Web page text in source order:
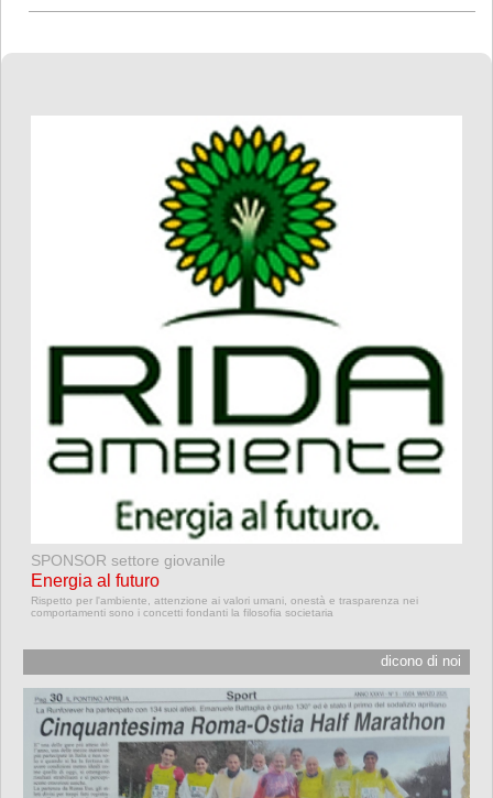
SPONSOR settore giovanile
Energia al futuro
Rispetto per l'ambiente, attenzione ai valori umani, onestà e trasparenza nei
comportamenti sono i concetti fondanti la filosofia societaria
dicono di noi